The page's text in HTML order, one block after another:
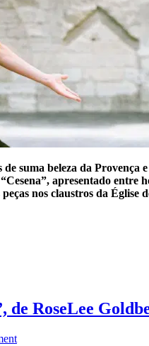
suma beleza da Provença
apresentado entre
nos claustros da Église
de RoseLee